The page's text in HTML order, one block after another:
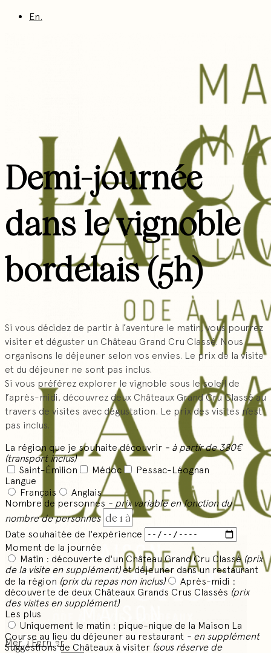
En.
Menu Fermer
Demi-journée
dans le vignoble
bordelais (5h)
Si vous décidez de partir à l’aventure le matin, vous pourrez
visiter et déguster un Château Grand Cru Classé. Nous
organisons le déjeuner selon vos envies. Le prix de la visite
et du déjeuner ne sont pas inclus.
Si vous préférez explorer le vignoble sous le soleil de
l’après-midi, découvrez deux Châteaux Grand Cru Classé au
travers de visites avec dégustation. Le prix des visites n’est
pas inclus.
La région que je souhaite découvrir - à partir de 380€
(transport inclus)
Saint-Émilion
Médoc
Pessac-Léognan
Langue
Français
Anglais
Nombre de personnes - prix variable en fonction du
nombre de personnes
Date souhaitée de l'expérience
Moment de la journée
Matin : découverte d'un Château Grand Cru Classé (prix
de la visite en supplément)et déjeuner dans un restaurant
de la région (prix du repas non inclus)
Après-midi :
découverte de deux Châteaux Grands Crus Classés (prix
des visites en supplément)
Les plus
Uniquement le matin : pique-nique de la Maison La
Course au lieu du déjeuner au restaurant - en supplément
Suggestions de Châteaux à visiter (sous réserve de